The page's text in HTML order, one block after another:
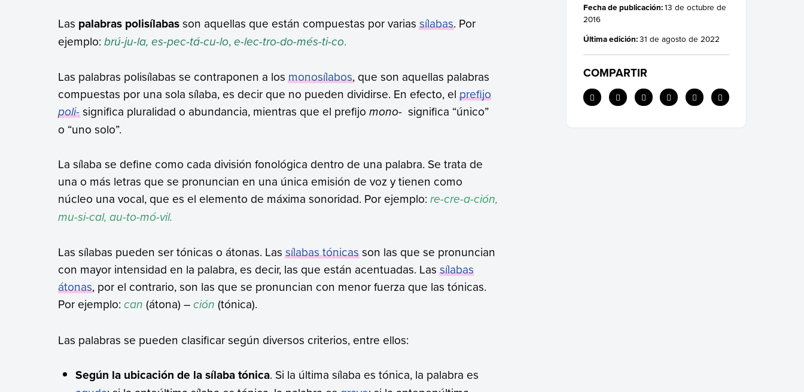
Las palabras polisílabasson aquellas que están compuestas por variassílabas. Por
ejemplo: brú-ju-la, es-pec-tá-cu-lo,e-lec-tro-do-més-ti-co.
Las palabras polisílabas se contraponen a losmonosílabos, que son aquellas palabras
compuestas por una sola sílaba, es decir que no pueden dividirse. En efecto, elprefijo
poli-significa pluralidad o abundancia, mientras que el prefijo mono-significa “único”
o “uno solo”.
La sílaba se define como cada división fonológica dentro de una palabra. Se trata de
una o más letras que se pronuncian en una única emisión de voz y tienen como
núcleo una vocal, que es el elemento de máxima sonoridad. Por ejemplo: re-cre-a-ción,
mu-si-cal, au-to-mó-vil.
Las sílabas pueden ser tónicas o átonas. Lassílabas tónicasson las que se pronuncian
con mayor intensidad en la palabra, es decir, las que están acentuadas. Lassílabas
átonas, por el contrario, son las que se pronuncian con menor fuerza que las tónicas.
Por ejemplo: can (átona) –ción (tónica).
Las palabras se pueden clasificar según diversos criterios, entre ellos:
Según la ubicación de la sílaba tónica. Si la última sílaba es tónica, la palabra es
Fecha de publicación:13 de octubre de
2016
Última edición:31 de agosto de 2022
COMPARTIR